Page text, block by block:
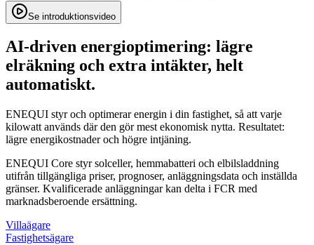
Se introduktionsvideo
AI-driven energioptimering: lägre
elräkning och extra intäkter, helt
automatiskt.
ENEQUI styr och optimerar energin i din fastighet, så att varje
kilowatt används där den gör mest ekonomisk nytta. Resultatet:
lägre energikostnader och högre intjäning.
ENEQUI Core styr solceller, hemmabatteri och elbilsladdning
utifrån tillgängliga priser, prognoser, anläggningsdata och inställda
gränser. Kvalificerade anläggningar kan delta i FCR med
marknadsberoende ersättning.
Villaägare
Fastighetsägare